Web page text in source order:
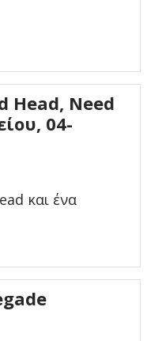
Head, Need
04-
και ένα